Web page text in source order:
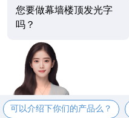
您要做幕墙楼顶发光字
吗？
可以介绍下你们的产品么？